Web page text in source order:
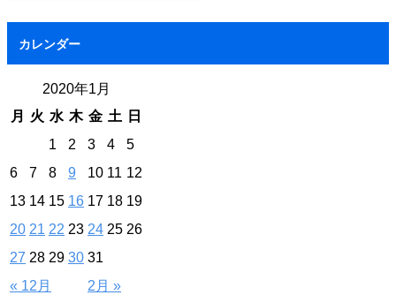
カレンダー
2020年1月
月
火 水 木 金 土 日
« 12月 2月 »
1 2 3 4
5
6
7 8 9 10 11 12
13 14 15 16 17 18 19
20 21 22 23 24 25 26
27 28 29 30 31